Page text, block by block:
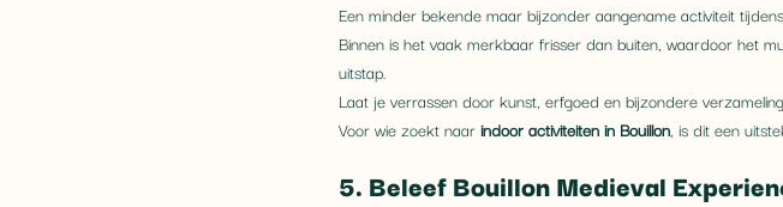
Een minder bekende maar bijzonder aangename activiteit
Binnen is het vaak merkbaar frisser dan buiten, waardoor het
uitstap.
Laat je verrassen door kunst, erfgoed en bijzondere
Voor wie zoekt naar indoor activiteiten in Bouillon, is dit een
5. Beleef Bouillon Medieval